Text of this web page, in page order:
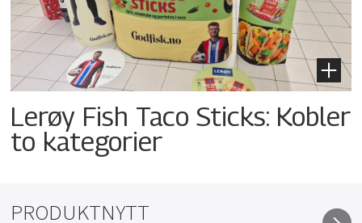
Lerøy Fish Taco Sticks: Kobler
to kategorier
PRODUKTNYTT